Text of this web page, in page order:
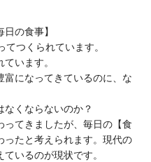
の食事】
つくられています。
います。
になってきているのに、な
なくならないのか？
てきましたが、毎日の【食
ったと考えられます。現代の
いるのが現状です。